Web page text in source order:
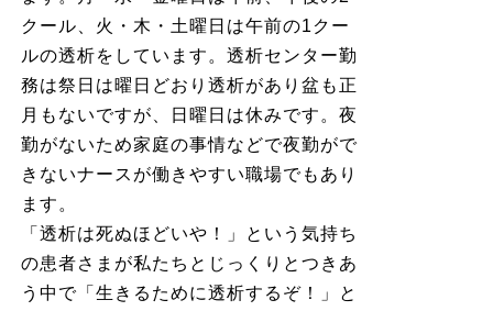
クール、火・木・土曜日は午前の1クー
ルの透析をしています。透析センター勤
務は祭日は曜日どおり透析があり盆も正
月もないですが、日曜日は休みです。夜
勤がないため家庭の事情などで夜勤がで
きないナースが働きやすい職場でもあり
ます。
「透析は死ぬほどいや！」という気持ち
の患者さまが私たちとじっくりとつきあ
う中で「生きるために透析するぞ！」と